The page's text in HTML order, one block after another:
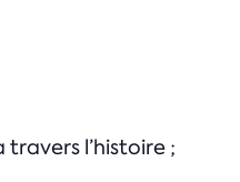
l’histoire ;